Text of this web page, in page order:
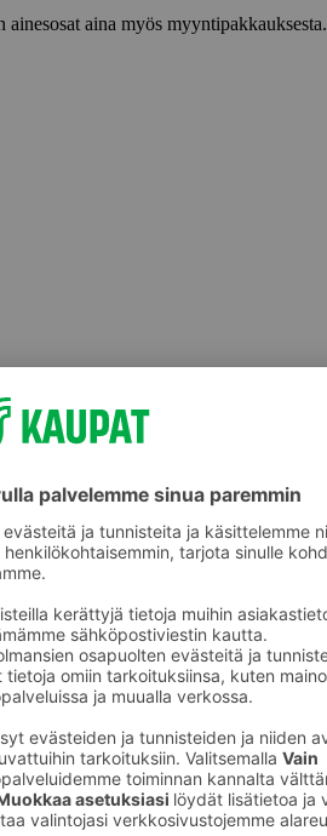
aina myös myyntipakkauksesta.